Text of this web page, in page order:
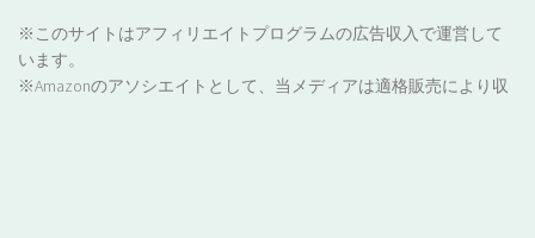
※このサイトはアフィリエイトプログラムの広告収入で運営して
います。
※Amazonのアソシエイトとして、当メディアは適格販売により収